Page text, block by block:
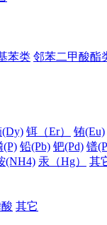
苯类 邻苯二甲酸酯
(Dy) 铒（Er） 铕(Eu)
(P) 铅(Pb) 钯(Pd) 镨
(NH4) 汞（Hg） 其
其它